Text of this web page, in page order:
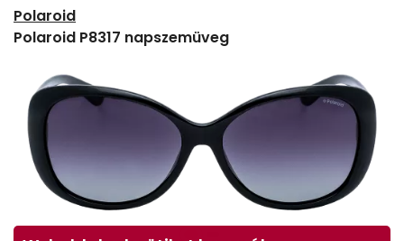
Polaroid
Polaroid P8317 napszemüveg